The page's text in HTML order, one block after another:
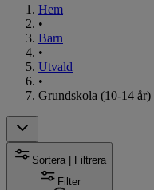
Hem
•
Barn
•
Utvald
•
Grundskola (10-14 år)
Sortera | Filtrera
Filter